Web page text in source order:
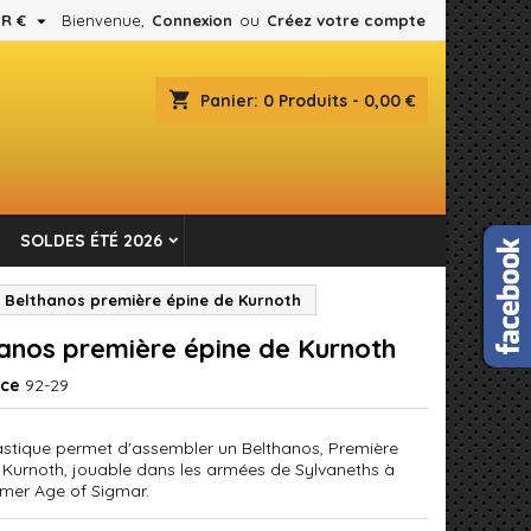
Bienvenue, Connexion ou Créez votre compte
€ 
shopping_cart Panier: 0 Produits - 0,00 €
SOLDES ÉTÉ 2026
Belthanos première épine de Kurnoth
première épine de Kurnoth
92-29
permet d'assembler un Belthanos, Première
jouable dans les armées de Sylvaneths à
Age of Sigmar.